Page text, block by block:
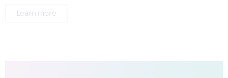
Learn more